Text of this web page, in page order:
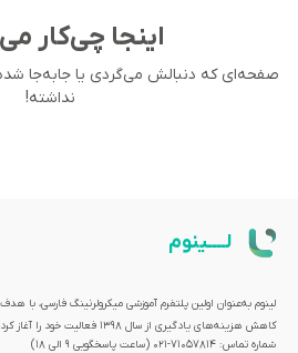
اینجا چی‌کار
صفحه‌ای که دنبالش می‌گردی یا جا‌به‌جا
نداشته!
لــــینوم
لینوم به‌عنوان اولین پلتفرم آموزشی میکرولرنینگ فارسی، با
کاهش هزینه‌های یادگیری از سال 1398 فعالیت خود را آغاز کرده‌است.
شماره تماس: 71057814-021 (ساعت پاسخگویی ۹ الی ۱۸)